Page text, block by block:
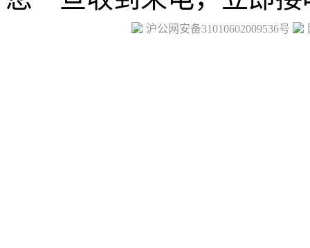
沪公网安备31010602009536号